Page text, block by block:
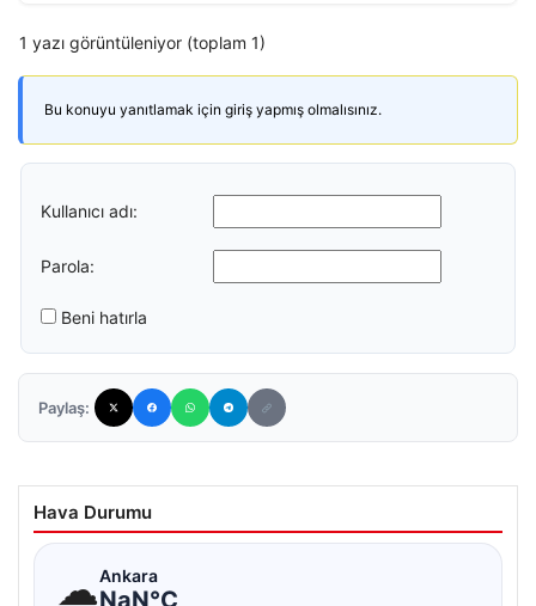
1 yazı görüntüleniyor (toplam 1)
Bu konuyu yanıtlamak için giriş yapmış olmalısınız.
Kullanıcı adı:
Parola:
Beni hatırla
Paylaş:
Hava Durumu
☁Ankara
NaN°C